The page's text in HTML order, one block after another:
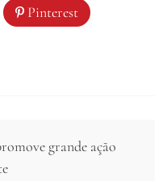
Pinterest
grande ação